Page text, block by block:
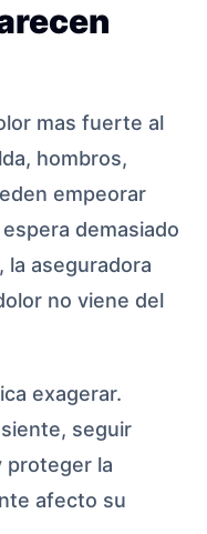
mas fuerte al
hombros,
empeorar
demasiado
la aseguradora
no viene del
exagerar.
seguir
proteger la
afecto su